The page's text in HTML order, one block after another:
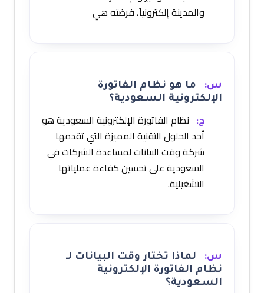
والمدينة إلكترونياً، فرضته هي
س:
ما هو نظام الفاتورة
الإلكترونية السعودية؟
ج: نظام الفاتورة الإلكترونية السعودية هو
أحد الحلول التقنية المميزة التي تقدمها
شركة وقت البيانات لمساعدة الشركات في
السعودية على تحسين كفاءة عملياتها
التشغيلية.
س:
لماذا تختار وقت البيانات لـ
نظام الفاتورة الإلكترونية
السعودية؟